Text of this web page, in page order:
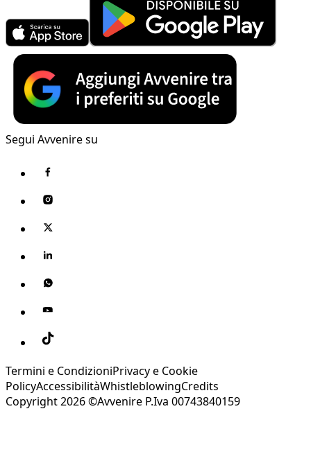
Segui Avvenire su
Termini e CondizioniPrivacy e Cookie
PolicyAccessibilitàWhistleblowingCredits
Copyright 2026 ©Avvenire P.Iva 00743840159